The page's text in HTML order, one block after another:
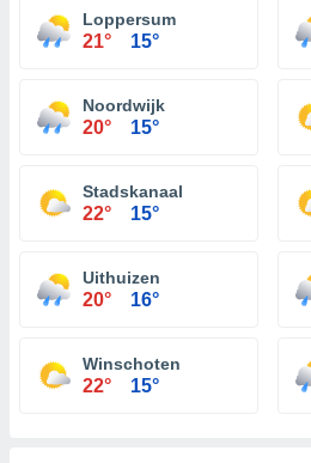
Loppersum
21° 15°
Noordwijk
20° 15°
Stadskanaal
22° 15°
Uithuizen
20° 16°
Winschoten
22° 15°